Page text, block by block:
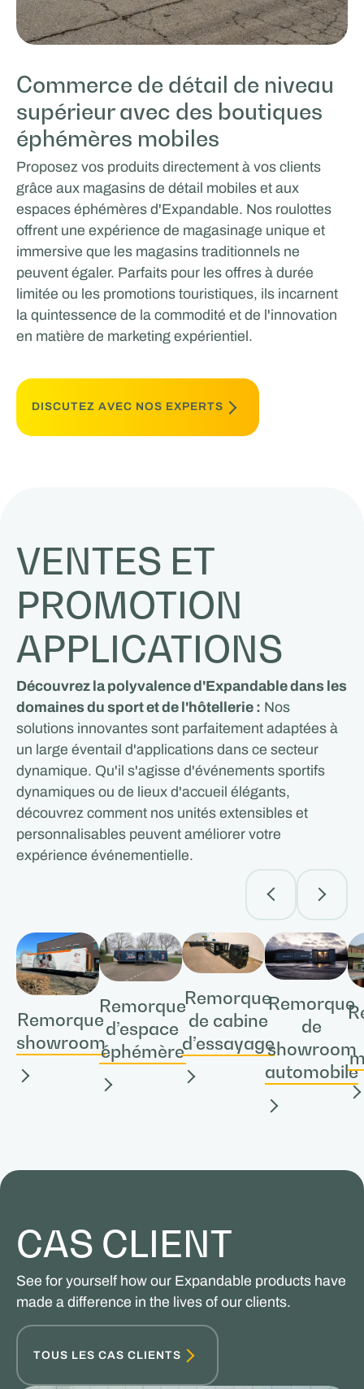
Commerce de détail de niveau
supérieur avec des boutiques
éphémères mobiles
Proposez vos produits directement à vos clients
grâce aux magasins de détail mobiles et aux
espaces éphémères d'Expandable. Nos roulottes
offrent une expérience de magasinage unique et
immersive que les magasins traditionnels ne
peuvent égaler. Parfaits pour les offres à durée
limitée ou les promotions touristiques, ils incarnent
la quintessence de la commodité et de l'innovation
en matière de marketing expérientiel.
DISCUTEZ AVEC NOS EXPERTS
VENTES ET
PROMOTION
APPLICATIONS
Découvrez la polyvalence d'Expandable dans les
domaines du sport et de l'hôtellerie : Nos
solutions innovantes sont parfaitement adaptées à
un large éventail d'applications dans ce secteur
dynamique. Qu'il s'agisse d'événements sportifs
dynamiques ou de lieux d'accueil élégants,
découvrez comment nos unités extensibles et
personnalisables peuvent améliorer votre
expérience événementielle.
Remorque
showroom
Remorque
d’espace
éphémère
Remorque
de cabine
d’essayage
Remorque
de
showroom
automobile
CAS CLIENT
See for yourself how our Expandable products have
made a difference in the lives of our clients.
TOUS LES CAS CLIENTS